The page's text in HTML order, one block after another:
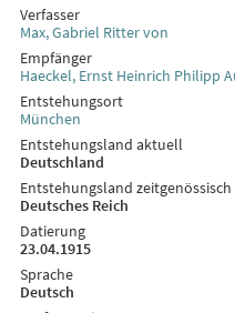
Verfasser
Max, Gabriel Ritter von
Empfänger
Haeckel, Ernst Heinrich Philipp
Entstehungsort
München
Entstehungsland aktuell
Deutschland
Entstehungsland zeitgenössisch
Deutsches Reich
Datierung
23.04.1915
Sprache
Deutsch